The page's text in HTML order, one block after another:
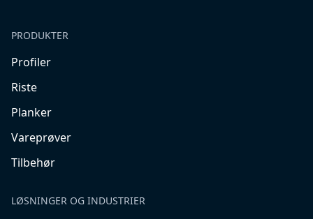
PRODUKTER
Profiler
Riste
Planker
Vareprøver
Tilbehør
LØSNINGER OG INDUSTRIER